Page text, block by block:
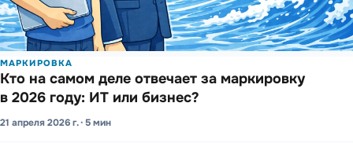
МАРКИРОВКА
Кто на самом деле отвечает за марки­ровку
в 2026 году: ИТ или бизнес?
21 апреля 2026 г. · 5 мин